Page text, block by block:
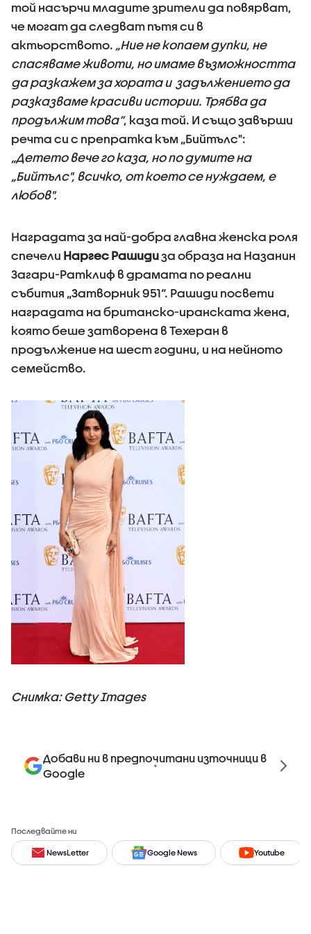
той насърчи младите зрители да повярват,
че могат да следват пътя си в
актьорството. „Ние не копаем дупки, не
спасяваме животи, но имаме възможността
да разкажем за хората и задължението да
разказваме красиви истории. Трябва да
продължим това“, каза той. И също завърши
речта си с препратка към „Бийтълс":
„Детето вече го каза, но по думите на
„Бийтълс", всичко, от което се нуждаем, е
любов".
Наградата за най-добра главна женска роля
спечели Наргес Рашидиза образа на Назанин
Загари-Ратклиф в драмата по реални
събития „Затворник 951“. Рашиди посвети
наградата на британско-иранската жена,
която беше затворена в Техеран в
продължение на шест години, и на нейното
семейство.
Снимка: Getty Images
Добави ни в предпочитани източници в
Google
Последвайте ни
NewsLetter Google News Youtube